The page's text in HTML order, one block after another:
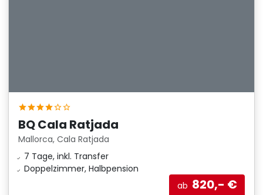
BQ Cala Ratjada
Mallorca, Cala Ratjada
7 Tage, inkl. Transfer
Doppelzimmer, Halbpension
ab 820,- €